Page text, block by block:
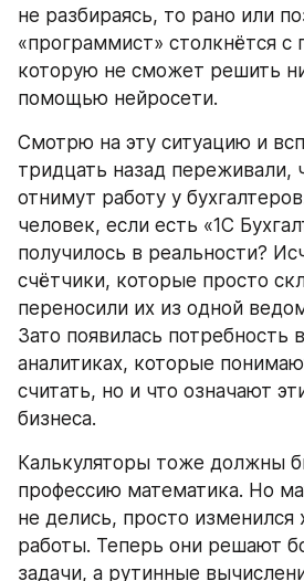
не разбираясь, то рано или
«программист» столкнётся с
которую не сможет решить
помощью нейросети.
Смотрю на эту ситуацию и
тридцать назад
отнимут работу у
человек, если есть «1С
получилось в реальности?
счётчики, которые просто
переносили их из одной
Зато появилась потребность
аналитиках, которые
считать, но и что означают
бизнеса.
Калькуляторы тоже должны
профессию математика. Но
не делись, просто изменился
работы. Теперь они решают
задачи, а рутинные